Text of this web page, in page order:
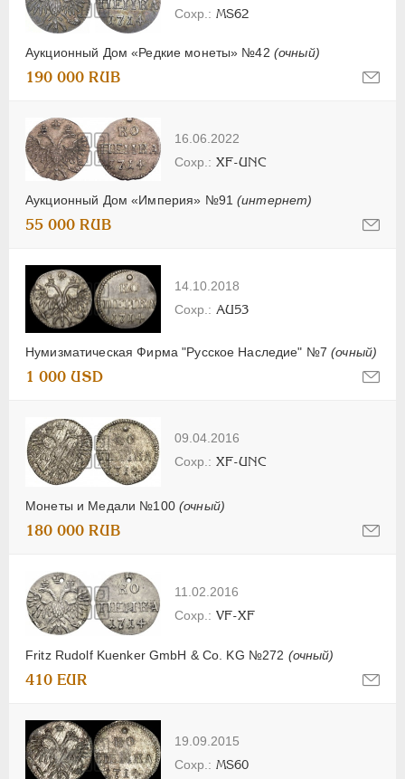
Аукционный Дом «Редкие монеты» №42 (очный)
MS62
190 000 RUB
16.06.2022
Аукционный Дом «Империя» №91(интернет)
XF-UNC
55 000 RUB
14.10.2018
Нумизматическая Фирма "Русское Наследие" №7(очный)
AU53
1 000 USD
09.04.2016
Монеты и Медали №100 (очный)
XF-UNC
180 000 RUB
11.02.2016
Fritz Rudolf Kuenker GmbH & Co. KG №272 (очный)
VF-XF
410 EUR
19.09.2015
MS60